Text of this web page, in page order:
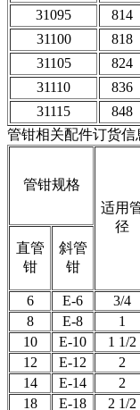
31095
814
31100
818
31105
824
31110
836
31115
848
管钳相关配件订货信
管钳规格
适用
径
直管
钳
斜管
钳
6
E-6 3/4
8
E-8 1
10
E-10 1 1/2
12
E-12 2
14
E-14 2
18
E-18 2 1/2